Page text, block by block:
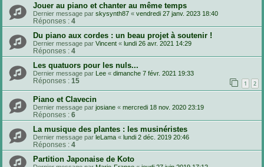
Jouer au piano et chanter au même temps
Dernier message par skysynth87 « vendredi 27 janv. 2023 18:40
Réponses : 4
Du piano aux cordes : un beau projet à soutenir !
Dernier message par Vincent « lundi 26 avr. 2021 14:29
Réponses : 4
Les quatuors pour les nuls...
Dernier message par Lee « dimanche 7 févr. 2021 19:33
Réponses : 15 1 2
Piano et Clavecin
Dernier message par josiane « mercredi 18 nov. 2020 23:19
Réponses : 6
La musique des plantes : les musinéristes
Dernier message par leLama « lundi 2 déc. 2019 20:46
Réponses : 4
Partition Japonaise de Koto